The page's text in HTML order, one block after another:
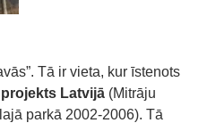
Tā ir vieta, kur īstenots
Latvijā (Mitrāju
parkā 2002-2006). Tā